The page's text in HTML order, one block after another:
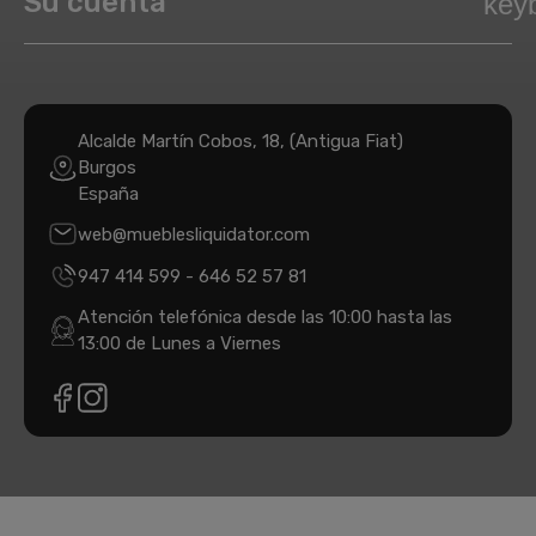
Alcalde Martín Cobos, 18, (Antigua Fiat)
Burgos
España
web@mueblesliquidator.com
947 414 599 - 646 52 57 81
Atención telefónica desde las 10:00 hasta las
13:00 de Lunes a Viernes